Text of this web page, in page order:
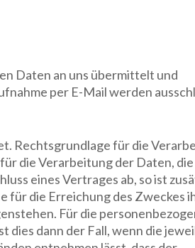
Daten an uns übermittelt und
per E-Mail werden
Rechtsgrundlage für die
die Verarbeitung der Daten, die
eines Vertrages ab, so ist
für die Erreichung des Zweckes
Für die
dies dann der Fall, wenn die